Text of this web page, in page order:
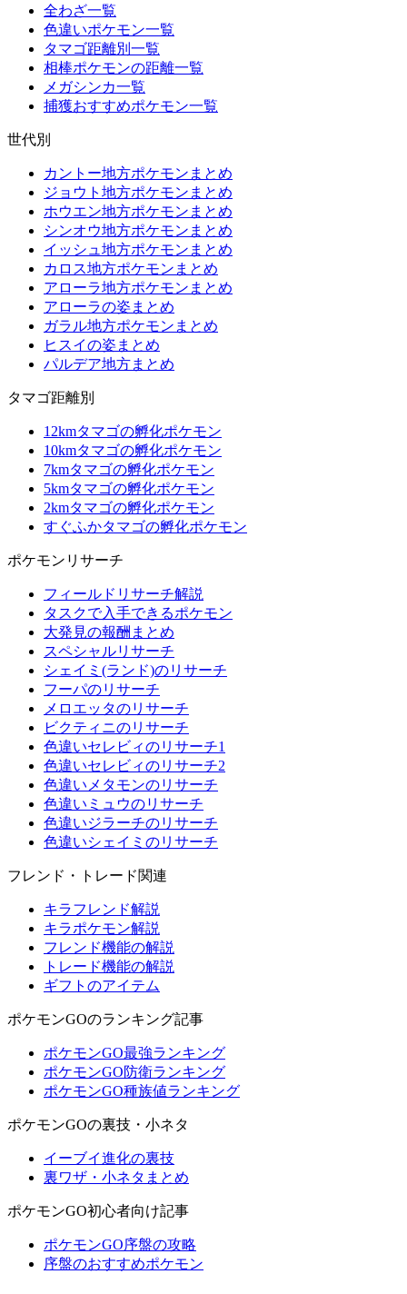
全わざ一覧
色違いポケモン一覧
タマゴ距離別一覧
相棒ポケモンの距離一覧
メガシンカ一覧
捕獲おすすめポケモン一覧
世代別
カントー地方ポケモンまとめ
ジョウト地方ポケモンまとめ
ホウエン地方ポケモンまとめ
シンオウ地方ポケモンまとめ
イッシュ地方ポケモンまとめ
カロス地方ポケモンまとめ
アローラ地方ポケモンまとめ
アローラの姿まとめ
ガラル地方ポケモンまとめ
ヒスイの姿まとめ
パルデア地方まとめ
タマゴ距離別
12kmタマゴの孵化ポケモン
10kmタマゴの孵化ポケモン
7kmタマゴの孵化ポケモン
5kmタマゴの孵化ポケモン
2kmタマゴの孵化ポケモン
すぐふかタマゴの孵化ポケモン
ポケモンリサーチ
フィールドリサーチ解説
タスクで入手できるポケモン
大発見の報酬まとめ
スペシャルリサーチ
シェイミ(ランド)のリサーチ
フーパのリサーチ
メロエッタのリサーチ
ビクティニのリサーチ
色違いセレビィのリサーチ1
色違いセレビィのリサーチ2
色違いメタモンのリサーチ
色違いミュウのリサーチ
色違いジラーチのリサーチ
色違いシェイミのリサーチ
フレンド・トレード関連
キラフレンド解説
キラポケモン解説
フレンド機能の解説
トレード機能の解説
ギフトのアイテム
ポケモンGOのランキング記事
ポケモンGO最強ランキング
ポケモンGO防衛ランキング
ポケモンGO種族値ランキング
ポケモンGOの裏技・小ネタ
イーブイ進化の裏技
裏ワザ・小ネタまとめ
ポケモンGO初心者向け記事
ポケモンGO序盤の攻略
序盤のおすすめポケモン